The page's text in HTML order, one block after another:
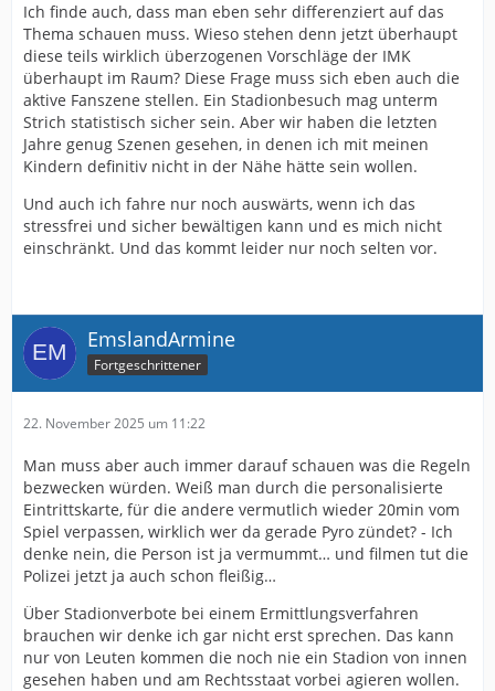
Ich finde auch, dass man eben sehr differenziert auf das
Thema schauen muss. Wieso stehen denn jetzt überhaupt
diese teils wirklich überzogenen Vorschläge der IMK
überhaupt im Raum? Diese Frage muss sich eben auch die
aktive Fanszene stellen. Ein Stadionbesuch mag unterm
Strich statistisch sicher sein. Aber wir haben die letzten
Jahre genug Szenen gesehen, in denen ich mit meinen
Kindern definitiv nicht in der Nähe hätte sein wollen.
Und auch ich fahre nur noch auswärts, wenn ich das
stressfrei und sicher bewältigen kann und es mich nicht
einschränkt. Und das kommt leider nur noch selten vor.
EmslandArmine
Fortgeschrittener
22. November 2025 um 11:22
Man muss aber auch immer darauf schauen was die Regeln
bezwecken würden. Weiß man durch die personalisierte
Eintrittskarte, für die andere vermutlich wieder 20min vom
Spiel verpassen, wirklich wer da gerade Pyro zündet? - Ich
denke nein, die Person ist ja vermummt… und filmen tut die
Polizei jetzt ja auch schon fleißig…
Über Stadionverbote bei einem Ermittlungsverfahren
brauchen wir denke ich gar nicht erst sprechen. Das kann
nur von Leuten kommen die noch nie ein Stadion von innen
gesehen haben und am Rechtsstaat vorbei agieren wollen.